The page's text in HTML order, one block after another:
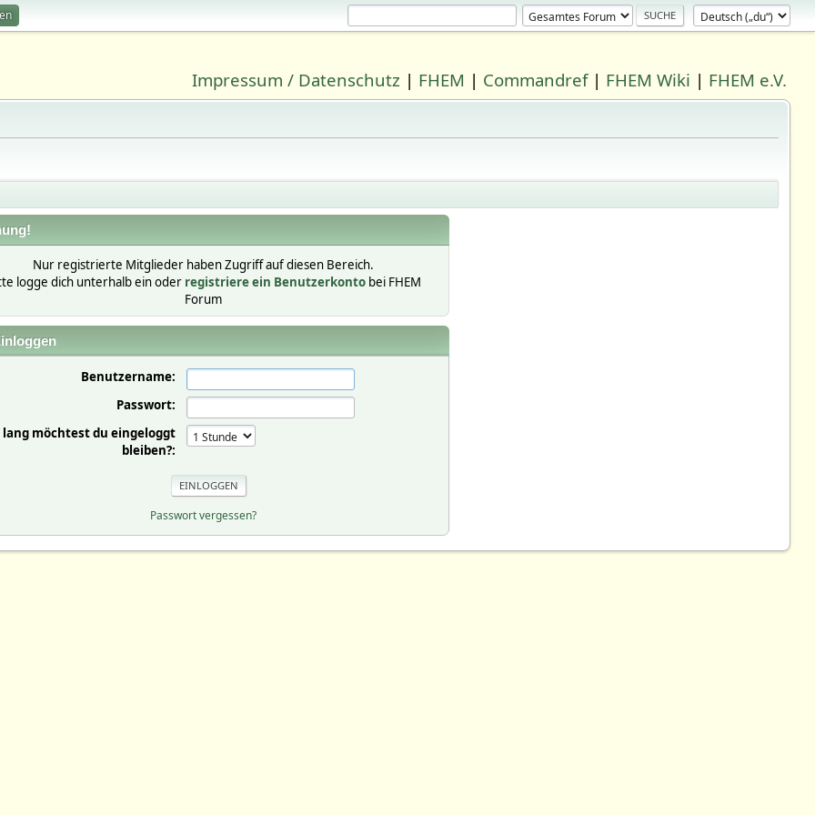
Impressum / Datenschutz | FHEM | Commandref| FHEM Wiki | FHEM e.V.
Nur registrierte Mitglieder haben Zugriff auf diesen Bereich.
logge dich unterhalb ein oder registriere ein Benutzerkontobei FHEM
Forum
Benutzername:
Passwort:
lang möchtest du eingeloggt
bleiben?:
Passwort vergessen?